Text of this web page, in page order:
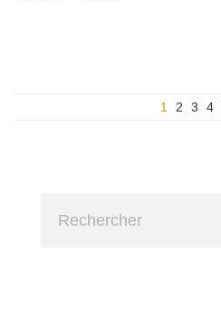
1 2 3 4